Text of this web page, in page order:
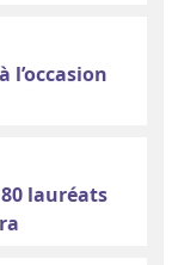
l’occasion
lauréats